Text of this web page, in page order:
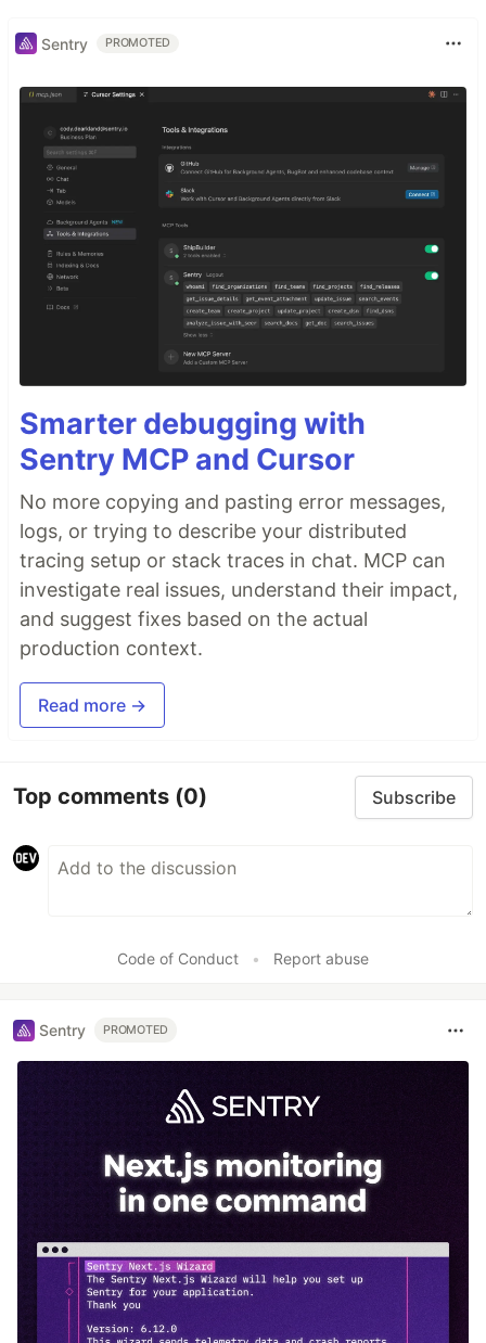
Sentry PROMOTED
Smarter debugging with
Sentry MCP and Cursor
No more copying and pasting error messages,
logs, or trying to describe your distributed
tracing setup or stack traces in chat. MCP can
investigate real issues, understand their impact,
and suggest fixes based on the actual
production context.
Read more →
Top comments (0) Subscribe
Code of Conduct • Report abuse
Sentry PROMOTED